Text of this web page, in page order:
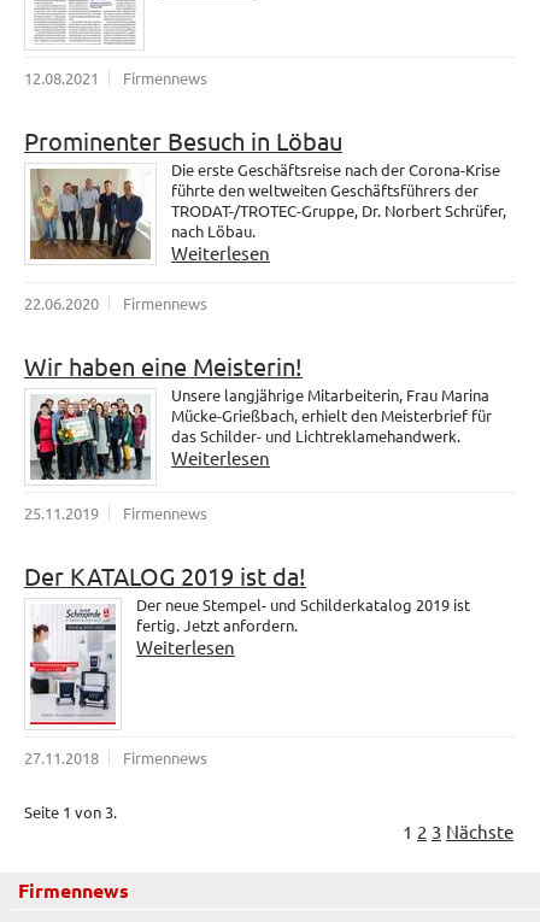
12.08.2021 Firmennews
Prominenter Besuch in Löbau
Die erste Geschäftsreise nach der Corona-Krise
führte den weltweiten Geschäftsführers der
TRODAT-/TROTEC-Gruppe, Dr. Norbert Schrüfer,
nach Löbau.
Weiterlesen
22.06.2020 Firmennews
Wir haben eine Meisterin!
Unsere langjährige Mitarbeiterin, Frau Marina
Mücke-Grießbach, erhielt den Meisterbrief für
das Schilder- und Lichtreklamehandwerk.
Weiterlesen
25.11.2019 Firmennews
Der KATALOG 2019 ist da!
Der neue Stempel- und Schilderkatalog 2019 ist
fertig. Jetzt anfordern.
Weiterlesen
27.11.2018 Firmennews
Seite 1 von 3.
1 2 3 Nächste
Firmennews